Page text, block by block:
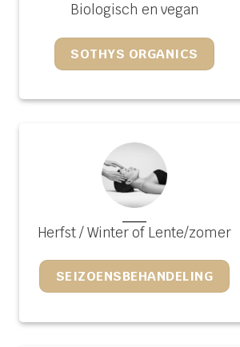
Biologisch en vegan
SOTHYS ORGANICS
Herfst / Winter of Lente/zomer
SEIZOENSBEHANDELING